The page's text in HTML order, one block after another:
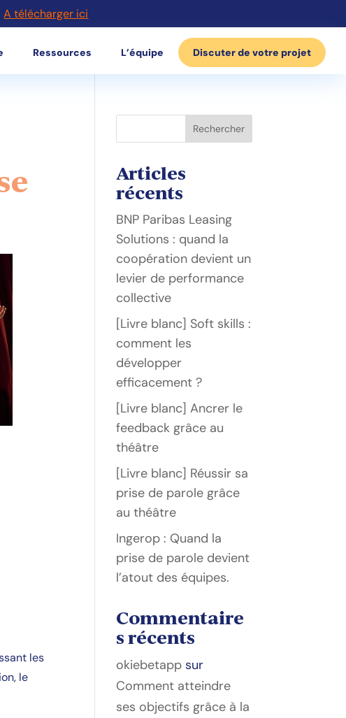
A télécharger ici
Ressources L’équipe Discuter de votre projet
les
le
Rechercher
Articles
récents
BNP Paribas Leasing
Solutions : quand la
coopération devient un
levier de performance
collective
[Livre blanc] Soft skills :
comment les
développer
efficacement ?
[Livre blanc] Ancrer le
feedback grâce au
théâtre
[Livre blanc] Réussir sa
prise de parole grâce
au théâtre
Ingerop : Quand la
prise de parole devient
l’atout des équipes.
Commentaire
s récents
okiebetapp sur
Comment atteindre
ses objectifs grâce à la